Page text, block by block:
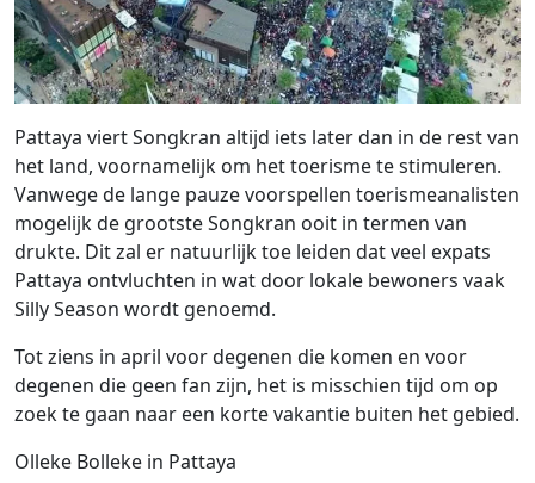
Pattaya viert Songkran altijd iets later dan in de rest van
het land, voornamelijk om het toerisme te stimuleren.
Vanwege de lange pauze voorspellen toerismeanalisten
mogelijk de grootste Songkran ooit in termen van
drukte. Dit zal er natuurlijk toe leiden dat veel expats
Pattaya ontvluchten in wat door lokale bewoners vaak
Silly Season wordt genoemd.
Tot ziens in april voor degenen die komen en voor
degenen die geen fan zijn, het is misschien tijd om op
zoek te gaan naar een korte vakantie buiten het gebied.
Olleke Bolleke in Pattaya